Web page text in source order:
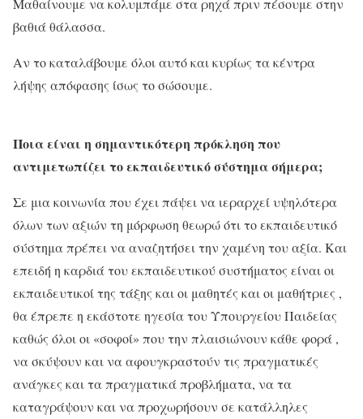
Μαθαίνουμε να κολυμπάμε στα ρηχά πριν πέσουμε στην
βαθιά θάλασσα.
Αν το καταλάβουμε όλοι αυτό και κυρίως τα κέντρα
λήψης απόφασης ίσως το σώσουμε.
Ποια είναι η σημαντικότερη πρόκληση που
αντιμετωπίζει το εκπαιδευτικό σύστημα σήμερα;
Σε μια κοινωνία που έχει πάψει να ιεραρχεί υψηλότερα
όλων των αξιών τη μόρφωση θεωρώ ότι το εκπαιδευτικό
σύστημα πρέπει να αναζητήσει την χαμένη του αξία. Και
επειδή η καρδιά του εκπαιδευτικού συστήματος είναι οι
εκπαιδευτικοί της τάξης και οι μαθητές και οι μαθήτριες ,
θα έπρεπε η εκάστοτε ηγεσία του Υπουργείου Παιδείας
καθώς όλοι οι «σοφοί» που την πλαισιώνουν κάθε φορά ,
να σκύψουν και να αφουγκραστούν τις πραγματικές
ανάγκες και τα πραγματικά προβλήματα, να τα
καταγράψουν και να προχωρήσουν σε κατάλληλες